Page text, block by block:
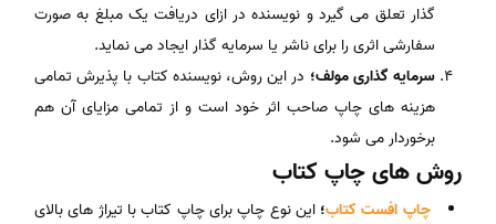
گذار تعلق می ‌گیرد و نویسنده در ازای دریافت یک مبلغ به صورت
سفارشی اثری را برای ناشر یا سرمایه گذار ایجاد می نماید.
سرمایه گذاری مولف؛ در این روش، نویسنده کتاب با پذیرش تمامی
هزینه‎ ها‎ی چاپ صاحب اثر خود است و از تمامی مزایای آن هم
برخوردار می شود.
روشهای چاپ کتاب
چاپ افست کتاب؛این نوع چاپ برای چاپ کتاب با تیراژ های بالای